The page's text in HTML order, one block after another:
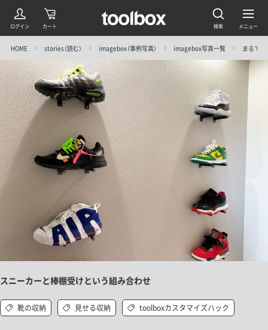
HOME stories（読む） imagebox（事例写真） imagebox写真一覧 まるで
スニーカーと棒棚受けという組み合わせ
靴の収納 見せる収納 toolboxカスタマイズハック